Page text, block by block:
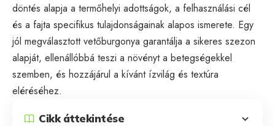
döntés alapja a termőhelyi adottságok, a felhasználási cél
és a fajta specifikus tulajdonságainak alapos ismerete. Egy
jól megválasztott vetőburgonya garantálja a sikeres szezon
alapját, ellenállóbbá teszi a növényt a betegségekkel
szemben, és hozzájárul a kívánt ízvilág és textúra
eléréséhez.
Cikk áttekintése